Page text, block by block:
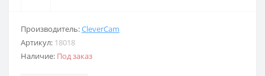
Производитель:CleverCam
Артикул: 18018
Наличие: Под заказ